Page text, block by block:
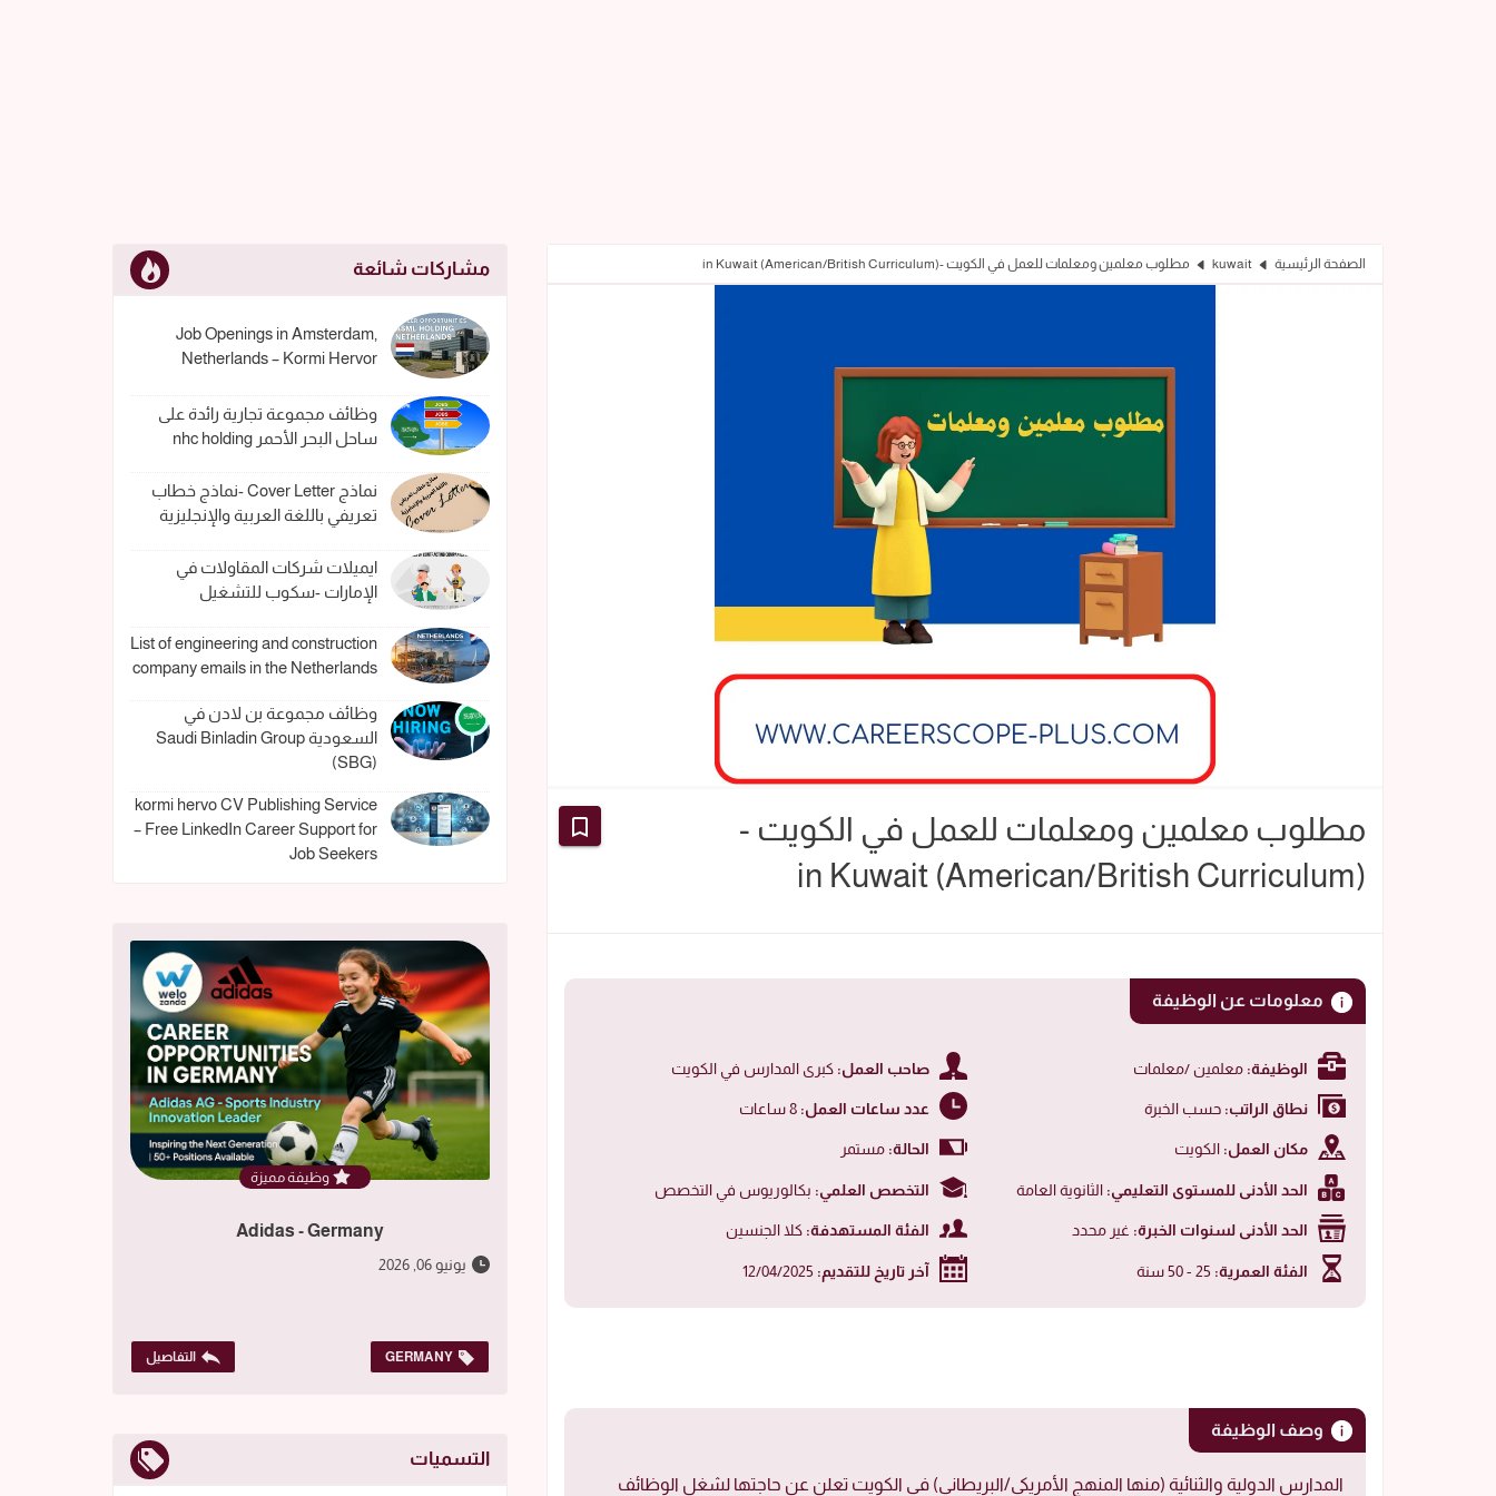
الصفحة الرئيسية kuwait مطلوب معلمين ومعلمات للعمل في الكويت -(American/British Curriculum) in Kuwait
مطلوب معلمين ومعلمات للعمل في الكويت -
(American/British Curriculum) in Kuwait
معلومات عن الوظيفة
الوظيفة: معلمين /معلمات صاحب العمل: كبرى المدارس في الكويت
نطاق الراتب: حسب الخبرة عدد ساعات العمل:
مكان العمل: الكويت الحالة: مستمر
الحد الأدنى للمستوى التعليمي: الثانوية العامة التخصص العلمي: بكالوريوس في التخصص
الحد الأدنى لسنوات الخبرة: غير محدد الفئة المستهدفة: كلا الجنسين
الفئة العمرية: آخر تاريخ للتقديم:
وصف الوظيفة
المدارس الدولية والثنائية (منها المنهج الأمريكي/البريطاني) في الكويت تعلن عن حاجتها لشغل الوظائف
مشاركات شائعة
Job Openings in Amsterdam,
Netherlands – Kormi Hervor
وظائف مجموعة تجارية رائدة على
ساحل البحر الأحمر nhc holding
نماذج Cover Letter -نماذج خطاب
تعريفي باللغة العربية والإنجليزية
ايميلات شركات المقاولات في
الإمارات -سكوب للتشغيل
List of engineering and construction
company emails in the Netherlands
وظائف مجموعة بن لادن في
السعودية Saudi Binladin Group
(SBG)
kormi hervo CV Publishing Service
– Free LinkedIn Career Support for
Job Seekers
وظيفة مميزة
Adidas - Germany
يونيو 06, 2026
GERMANY التفاصيل
التسميات